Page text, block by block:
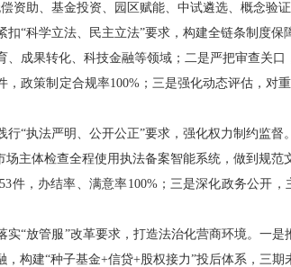
资助、基金投资、园区赋能、中试遴选、概念验
科学立法、民主立法”要求，构建全链条制度保
成果转化、科技金融等领域；二是严把审查关
政策制定合规率100%；三是强化动态评估，对
执法严明、公开公正”要求，强化权力制约监督
主体检查全程使用执法备案智能系统，做到规
件，办结率、满意率100%；三是深化政务公开
放管服”改革要求，打造法治化营商环境。一是
，构建“种子基金+信贷+股权接力”投后体系，三